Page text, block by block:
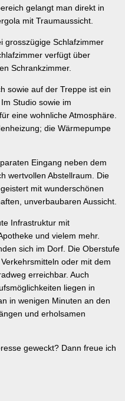
gelangt man direkt in
mit Traumaussicht.
grosszügige Schlafzimmer
verfügt über
Schrankzimmer.
sowie auf der Treppe ist ein
Studio sowie im
eine wohnliche Atmosphäre.
die Wärmepumpe
Eingang neben dem
wertvollen Abstellraum. Die
mit wunderschönen
unverbaubaren Aussicht.
Infrastruktur mit
und vielem mehr.
sich im Dorf. Die Oberstufe
oder mit dem
erreichbar. Auch
liegen in
in wenigen Minuten an den
und erholsamen
geweckt? Dann freue ich